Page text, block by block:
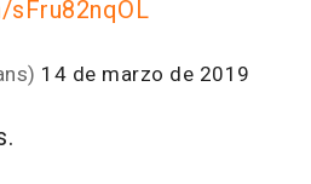
14 de marzo de 2019